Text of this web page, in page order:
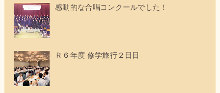
感動的な合唱コンクールでした！
Ｒ６年度 修学旅行２日目